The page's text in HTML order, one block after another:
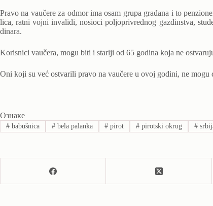
Pravo na vaučere za odmor ima osam grupa građana i to
lica, ratni vojni invalidi, nosioci poljoprivrednog gazdinstva,
dinara.
Korisnici vaučera, mogu biti i stariji od 65 godina koja ne
Oni koji su već ostvarili pravo na vaučere u ovoj godini, ne mogu
Ознаке
#babušnica #bela palanka # pirot # pirotski okrug #